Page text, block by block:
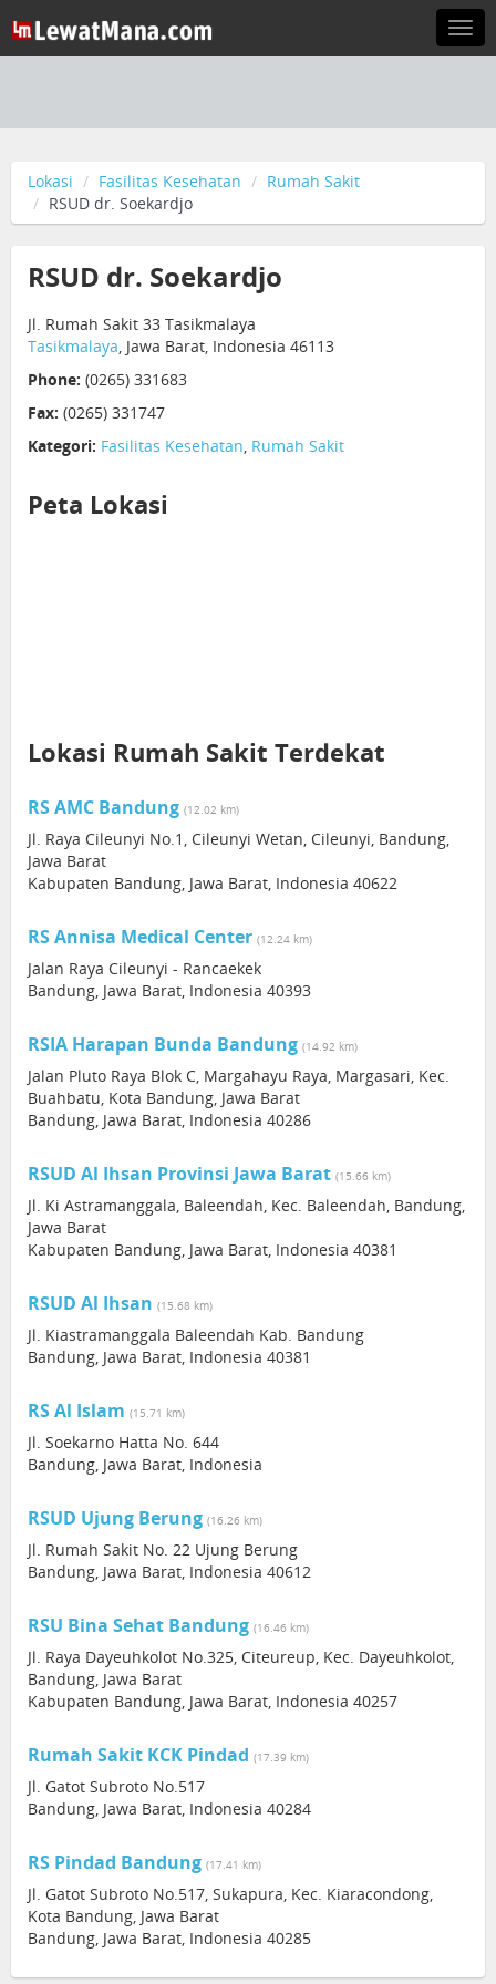
Lokasi Fasilitas Kesehatan
Rumah Sakit
RSUD dr. Soekardjo
RSUD dr. Soekardjo
Jl. Rumah Sakit 33 Tasikmalaya
Tasikmalaya, Jawa Barat, Indonesia 46113
Phone: (0265) 331683
Fax: (0265) 331747
Kategori: Fasilitas Kesehatan, Rumah Sakit
Peta Lokasi
Lokasi Rumah Sakit Terdekat
RS AMC Bandung (12.02 km)
Jl. Raya Cileunyi No.1, Cileunyi Wetan, Cileunyi, Bandung,
Jawa Barat
Kabupaten Bandung, Jawa Barat, Indonesia 40622
RS Annisa Medical Center (12.24 km)
Jalan Raya Cileunyi - Rancaekek
Bandung, Jawa Barat, Indonesia 40393
RSIA Harapan Bunda Bandung (14.92 km)
Jalan Pluto Raya Blok C, Margahayu Raya, Margasari, Kec.
Buahbatu, Kota Bandung, Jawa Barat
Bandung, Jawa Barat, Indonesia 40286
RSUD Al Ihsan Provinsi Jawa Barat (15.66 km)
Jl. Ki Astramanggala, Baleendah, Kec. Baleendah, Bandung,
Jawa Barat
Kabupaten Bandung, Jawa Barat, Indonesia 40381
RSUD Al Ihsan (15.68 km)
Jl. Kiastramanggala Baleendah Kab. Bandung
Bandung, Jawa Barat, Indonesia 40381
RS Al Islam (15.71 km)
Jl. Soekarno Hatta No. 644
Bandung, Jawa Barat, Indonesia
RSUD Ujung Berung (16.26 km)
Jl. Rumah Sakit No. 22 Ujung Berung
Bandung, Jawa Barat, Indonesia 40612
RSU Bina Sehat Bandung (16.46 km)
Jl. Raya Dayeuhkolot No.325, Citeureup, Kec. Dayeuhkolot,
Bandung, Jawa Barat
Kabupaten Bandung, Jawa Barat, Indonesia 40257
Rumah Sakit KCK Pindad (17.39 km)
Jl. Gatot Subroto No.517
Bandung, Jawa Barat, Indonesia 40284
RS Pindad Bandung (17.41 km)
Jl. Gatot Subroto No.517, Sukapura, Kec. Kiaracondong,
Kota Bandung, Jawa Barat
Bandung, Jawa Barat, Indonesia 40285